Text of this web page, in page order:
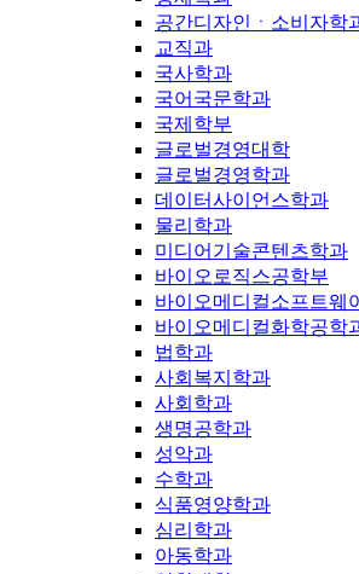
공간디자인ㆍ소비자학
교직과
국사학과
국어국문학과
국제학부
글로벌경영대학
글로벌경영학과
데이터사이언스학과
물리학과
미디어기술콘텐츠학과
바이오로직스공학부
바이오메디컬소프트웨
바이오메디컬화학공학
법학과
사회복지학과
사회학과
생명공학과
성악과
수학과
식품영양학과
심리학과
아동학과